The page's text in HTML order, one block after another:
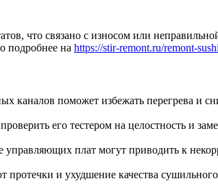
что связано с износом или
подробнее на https://stir-remont.ru/remont-
каналов поможет избежать перегрева и
его тестером на целостность и
управляющих плат могут приводить к
и ухудшение качества